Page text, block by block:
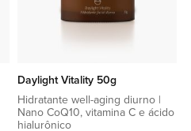
Daylight Vitality 50g
Hidratante well-aging diurno |
Nano CoQ10, vitamina C e ácido
hialurônico